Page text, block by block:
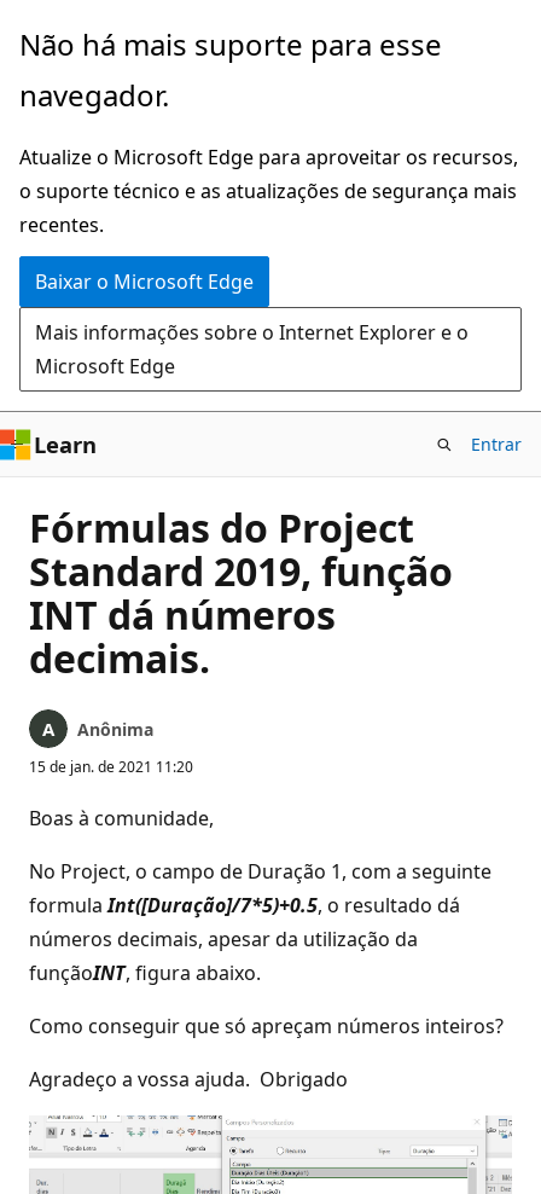
Pular
o
principal
Não há mais suporte para esse
navegador.
Atualize o Microsoft Edge para aproveitar os recursos,
o suporte técnico e as atualizações de segurança mais
recentes.
Baixar o Microsoft Edge
Mais informações sobre o Internet Explorer e o
Microsoft Edge
Learn Entrar
Fórmulas do Project
Standard 2019, função
INT dá números
decimais.
Anônima
15 de jan. de 2021 11:20
Boas à comunidade,
No Project, o campo de Duração 1, com a seguinte
formulaInt([Duração]/7*5)+0.5, o resultado dá
números decimais, apesar da utilização da
funçãoINT, figura abaixo.
Como conseguir que só apreçam números inteiros?
Agradeço a vossa ajuda. Obrigado